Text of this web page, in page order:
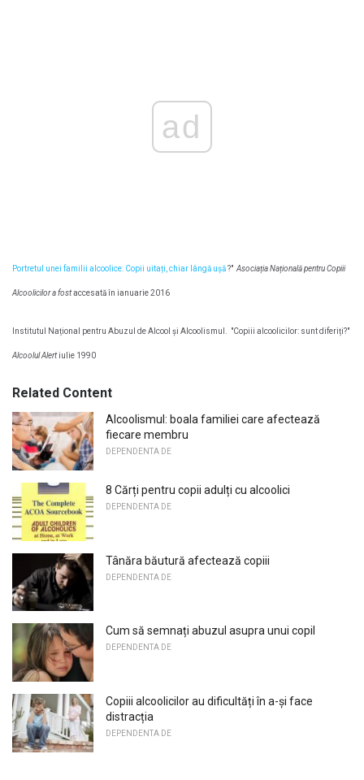
ad
Portretul unei familii alcoolice: Copii uitați, chiar lângă ușă?" Asociația Națională pentru Copiii
Alcoolicilor a fostaccesată în ianuarie 2016
Institutul Național pentru Abuzul de Alcool și Alcoolismul. "Copiii alcoolicilor: sunt diferiți?"
Alcoolul Alertiulie 1990
Related Content
Alcoolismul: boala familiei care afectează
fiecare membru
DEPENDENTA DE
8 Cărți pentru copii adulți cu alcoolici
DEPENDENTA DE
Tânăra băutură afectează copiii
DEPENDENTA DE
Cum să semnați abuzul asupra unui copil
DEPENDENTA DE
Copiii alcoolicilor au dificultăți în a-și face
distracția
DEPENDENTA DE